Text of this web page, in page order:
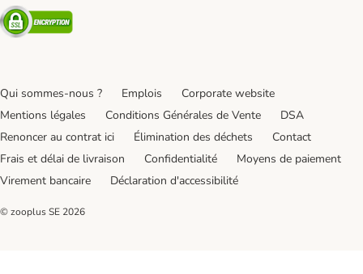
Security
Qui sommes-nous ? Emplois
Corporate website
Mentions légales
Conditions Générales de Vente
DSA
Renoncer au contrat ici
Élimination des déchets
Contact
Frais et délai de livraison
Confidentialité
Moyens de paiement
Virement bancaire
Déclaration d'accessibilité
© zooplus SE 2026